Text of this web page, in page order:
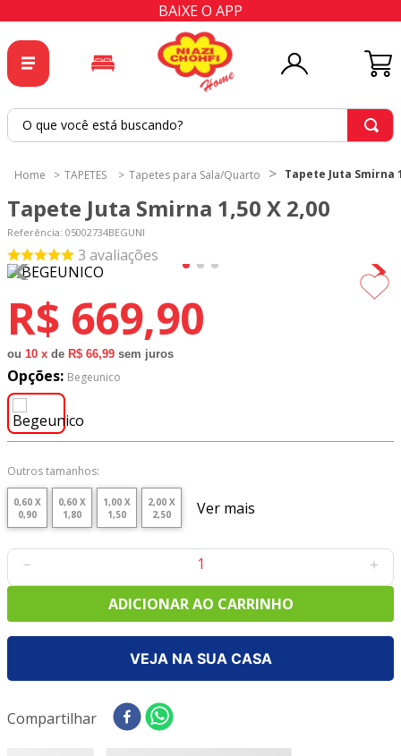
BAIXE O APP
O que você está buscando?
TAPETES Tapetes para Sala/Quarto Tapete Juta Smirna
Tapete Juta Smirna 1,50 X 2,00
Referência: 05002734BEGUNI
3 avaliações
R$ 669,90
ou 10 x de R$ 66,99 sem juros
Opções: Begeunico
Outros tamanhos:
0,60 X
0,90
0,60 X
1,80
1,00 X
1,50
2,00 X
2,50
Ver mais
＋
－
ADICIONAR AO CARRINHO
VEJA NA SUA CASA
Compartilhar
2º
tapete
3º
cortina
4º
tapetes
5º
tecido percal
tecido tricoline
7º
percal
9º
tecido oxford
10º toalha mesa